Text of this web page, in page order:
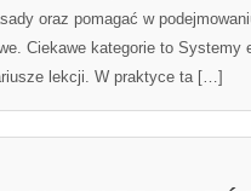
oraz pomagać w
Ciekawe kategorie to Systemy
lekcji. W praktyce ta […]